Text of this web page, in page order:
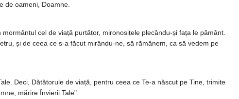
de oameni, Doamne.
cel de viață purtător, mironosițele plecându-și fața le pământ.
și de ceea ce s-a făcut mirându-ne, să rămânem, ca să vedem pe
Deci, Dătătorule de viață, pentru ceea ce Te-a născut pe Tine, trimite
mărire Învierii Tale".